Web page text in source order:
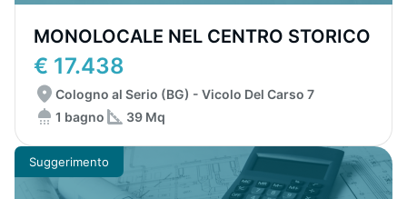
MONOLOCALE NEL CENTRO STORICO
€ 17.438
Cologno al Serio (BG) - Vicolo Del Carso 7
1 bagno
39 Mq
Suggerimento